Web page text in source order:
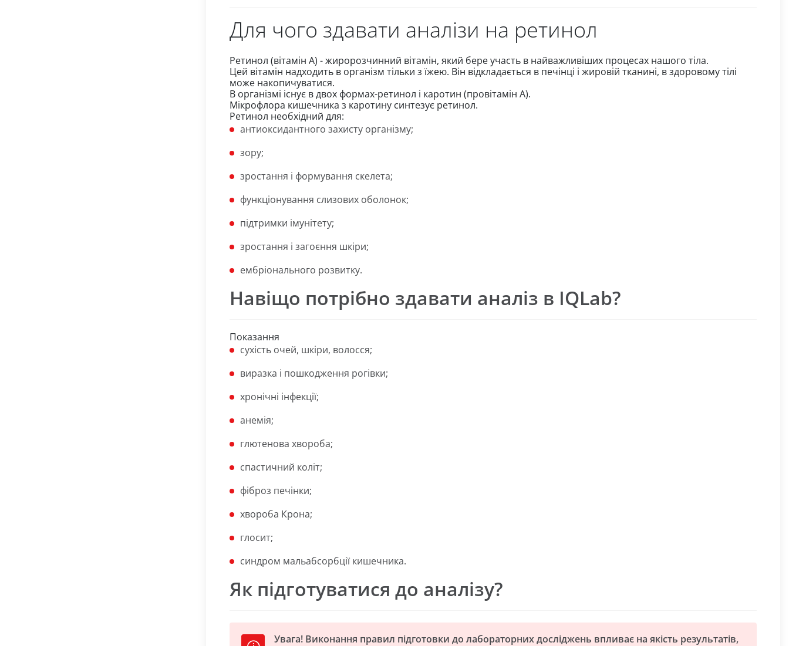
Для чого здавати аналізи на ретинол
Ретинол (вітамін А) - жиророзчинний вітамін, який бере участь в найважливіших процесах нашого тіла.
Цей вітамін надходить в організм тільки з їжею. Він відкладається в печінці і жировій тканині, в здоровому тілі
може накопичуватися.
В організмі існує в двох формах-ретинол і каротин (провітамін А).
Мікрофлора кишечника з каротину синтезує ретинол.
Ретинол необхідний для:
антиоксидантного захисту організму;
зору;
зростання і формування скелета;
функціонування слизових оболонок;
підтримки імунітету;
зростання і загоєння шкіри;
ембріонального розвитку.
Навіщо потрібно здавати аналіз в IQLab?
Показання
сухість очей, шкіри, волосся;
виразка і пошкодження рогівки;
хронічні інфекції;
анемія;
глютенова хвороба;
спастичний коліт;
фіброз печінки;
хвороба Крона;
глосит;
синдром мальабсорбції кишечника.
Як підготуватися до аналізу?
Увага! Виконання правил підготовки до лабораторних досліджень впливає на якість результатів,